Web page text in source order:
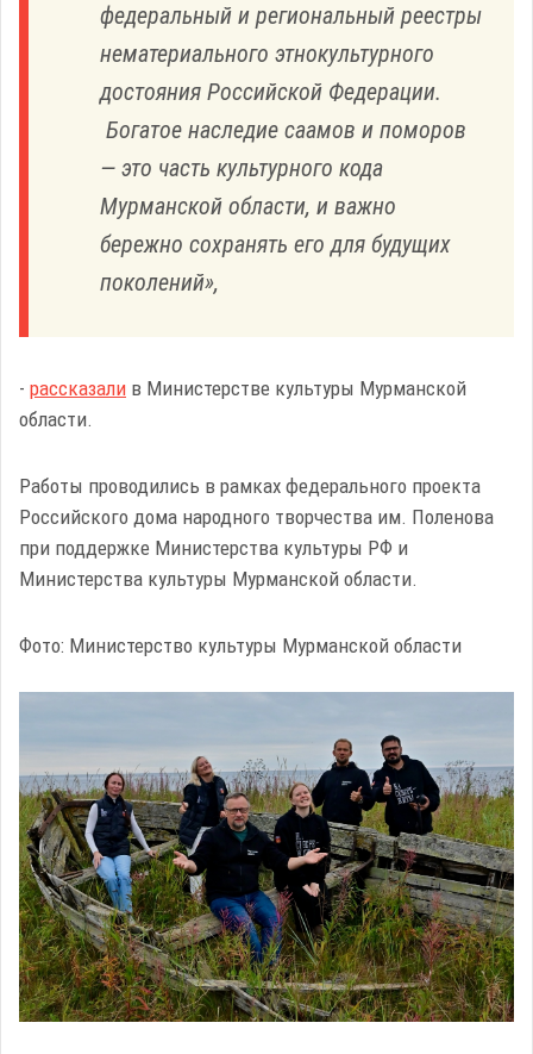
федеральный и региональный реестры
нематериального этнокультурного
достояния Российской Федерации.
Богатое наследие саамов и поморов
— это часть культурного кода
Мурманской области, и важно
бережно сохранять его для будущих
поколений»,
- рассказали в Министерстве культуры Мурманской
области.
Работы проводились в рамках федерального проекта
Российского дома народного творчества им. Поленова
при поддержке Министерства культуры РФ и
Министерства культуры Мурманской области.
Фото: Министерство культуры Мурманской области